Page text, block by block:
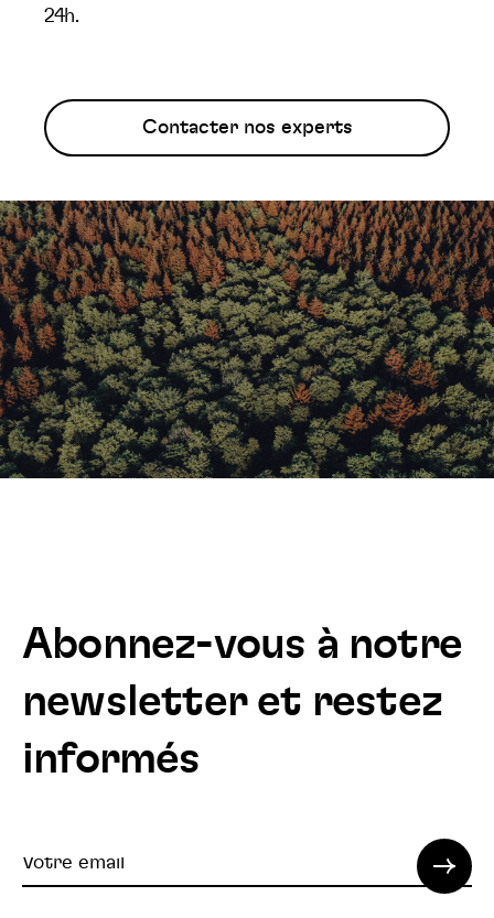
24h.
Contacter nos experts
Abonnez-vous à notre
newsletter et restez
informés
Votre